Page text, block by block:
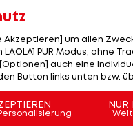
mussten
Akzeptieren] um allen
PUR Modus, ohne
auch eine
Button links unten bzw.
NUR